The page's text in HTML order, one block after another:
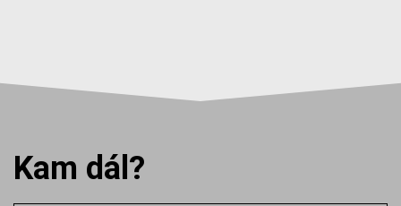
Kam dál?